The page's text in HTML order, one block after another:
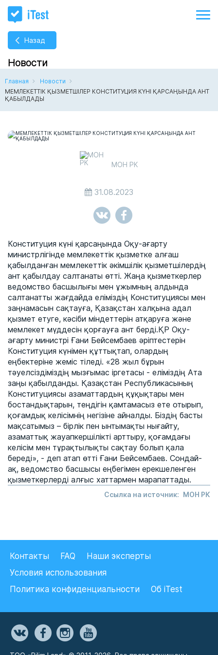
Назад
Новости
Главная
Новости
МЕМЛЕКЕТТІК ҚЫЗМЕТШІЛЕР КОНСТИТУЦИЯ КҮНІ ҚАРСАҢЫНДА АНТ
ҚАБЫЛДАДЫ
МОН РК
31.08.2023
Конституция күні қарсаңында Оқу-ағарту
министрлігінде мемлекеттік қызметке алғаш
қабылданған мемлекеттік әкімшілік қызметшілердің
ант қабылдау салтанаты өтті. Жаңа қызметкерлер
ведомство басшылығы мен ұжымның алдында
салтанатты жағдайда еліміздің Конституциясы мен
заңнамасын сақтауға, Қазақстан халқына адал
қызмет етуге, кәсіби міндеттерін атқаруға және
мемлекет мүддесін қорғауға ант берді.ҚР Оқу-
ағарту министрі Ғани Бейсембаев әріптестерін
Конституция күнімен құттықтап, олардың
еңбектеріне жеміс тіледі. «28 жыл бұрын
тәуелсіздіміздің мызғымас іргетасы - еліміздің Ата
заңы қабылданды. Қазақстан Республикасының
Конституциясы азаматтардың құқықтары мен
бостандықтарын, теңдігін қамтамасыз ете отырып,
қоғамдық келісімнің негізіне айналды. Біздің басты
мақсатымыз – бірлік пен ынтымақты нығайту,
азаматтық жауапкершілікті арттыру, қоғамдағы
келісім мен тұрақтылықты сақтау болып қала
береді», - деп атап өтті Ғани Бейсембаев. Сондай-
ақ, ведомство басшысы еңбегімен ерекшеленген
қызметкерлерді алғыс хаттармен марапаттады.
Ссылка на источник: МОН РК
Контакты FAQ
Наши эксперты
Условия использования
Политика конфиденциальности
Об iTest